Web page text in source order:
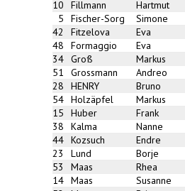
10 Fillmann Hartmut
5
Fischer-Sorg Simone
42
Fitzelova Eva
48
Formaggio Eva
34 Groß Markus
51
Grossmann Andreo
28
HENRY Bruno
54 Holzäpfel Markus
15
Huber Frank
38
Kalma Nanne
44 Kozsuch Endre
23
Lund Borje
53
Maas Rhea
14 Maas Susanne